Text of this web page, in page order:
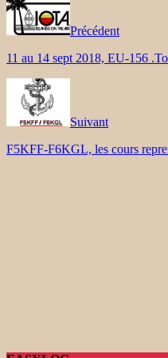
Précédent
11 au 14 sept 2018, EU-156
Suivant
F5KFF-F6KGL, les cours